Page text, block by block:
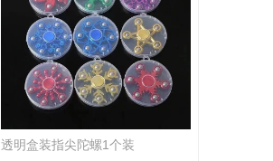
透明盒装指尖陀螺1个装